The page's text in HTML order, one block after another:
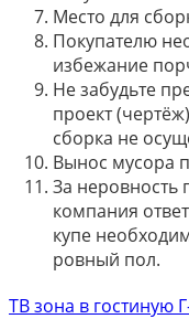
Место для
Покупателю
избежание
Не забудьте
проект
сборка не
Вынос мусора
За неровность
компания
купе
ровный пол.
ТВ зона в гостиную